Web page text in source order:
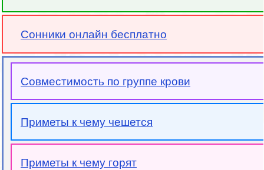
Сонники онлайн бесплатно
Совместимость по группе крови
Приметы к чему чешется
Приметы к чему горят